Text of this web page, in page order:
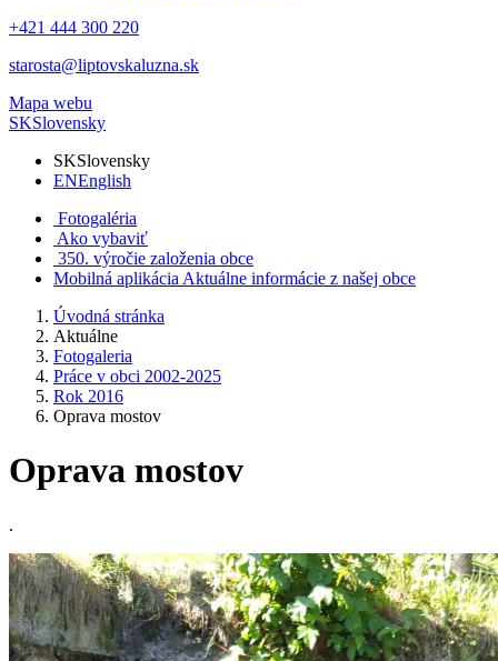
+421 444 300 220
starosta@liptovskaluzna.sk
Mapa webu
SKSlovensky
SKSlovensky
ENEnglish
Fotogaléria
Ako vybaviť
350. výročie založenia obce
Mobilná aplikácia Aktuálne informácie z našej obce
Úvodná stránka
Aktuálne
Fotogaleria
Práce v obci 2002-2025
Rok 2016
Oprava mostov
Oprava mostov
.